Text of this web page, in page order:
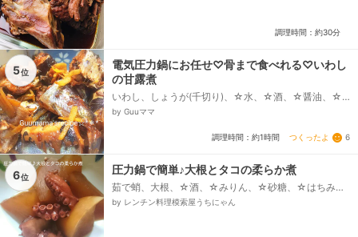
調理時間：約30分
5位
電気圧力鍋にお任せ♡骨まで食べれる♡いわし
の甘露煮
いわし、しょうが(千切り)、☆水、☆酒、☆醤油、☆
みりん、☆砂糖
by Guuママ
調理時間：約1時間 つくったよ 6
6位
圧力鍋で簡単♪大根とタコの柔らか煮
茹で蛸、大根、☆酒、☆みりん、☆砂糖、☆はちみ
つ、☆水、☆醤油
by レンチン料理模索屋うちにゃん